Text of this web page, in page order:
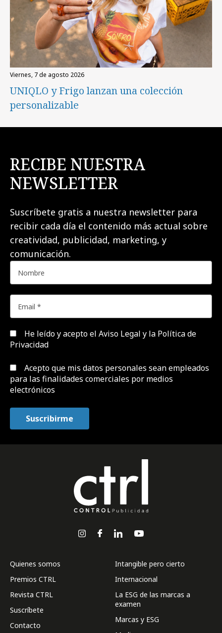
viernes, 7 de agosto 2026
UNIQLO y Frigo lanzan una colección
personalizable
RECIBE NUESTRA
NEWSLETTER
Suscríbete gratis a nuestra newsletter para
recibir cada día el contenido más actual sobre
creatividad, publicidad, marketing, y
comunicación.
He leído y acepto el Aviso Legal y la Política de
Privacidad
Acepto que mis datos personales sean empleados
para las finalidades comerciales por medios
electrónicos
Quienes somos
Premios CTRL
Revista CTRL
Suscríbete
Contacto
Intangible pero cierto
Internacional
La ESG de las marcas a
examen
Marcas y ESG